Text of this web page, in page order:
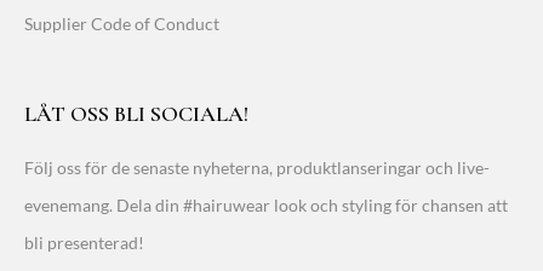
Supplier Code of Conduct
LÅT OSS BLI SOCIALA!
Följ oss för de senaste nyheterna, produktlanseringar och live-
evenemang. Dela din #hairuwear look och styling för chansen att
bli presenterad!